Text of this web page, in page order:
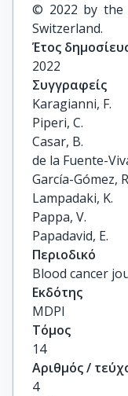
© 2022 by the
Switzerland.
Έτος
2022
Συγγραφείς
Karagianni, F.
Piperi, C.
Casar, B.
de la Fuente-
García-Gómez,
Lampadaki, K.
Pappa, V.
Papadavid, E.
Περιοδικό
Blood cancer
Εκδότης
MDPI
Τόμος
14
Αριθμός /
4